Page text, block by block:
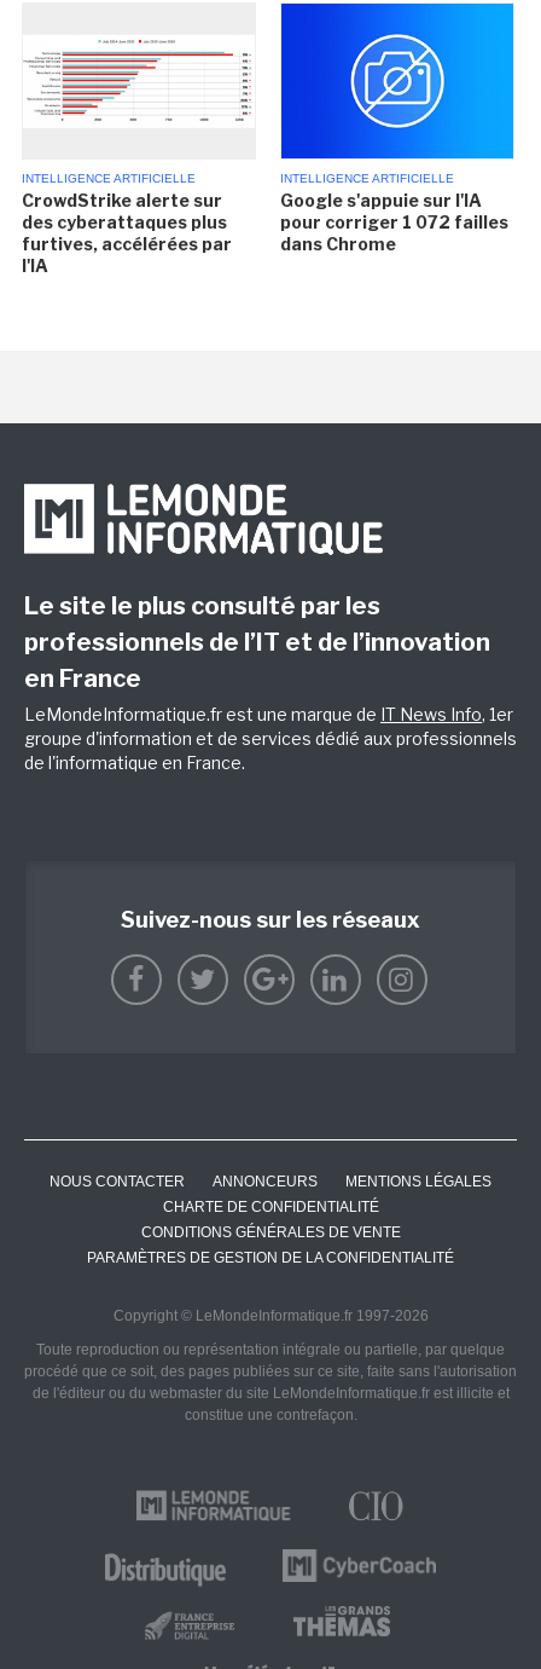
INTELLIGENCE ARTIFICIELLE
CrowdStrike alerte sur
des cyberattaques plus
furtives, accélérées par
l'IA
INTELLIGENCE ARTIFICIELLE
Google s'appuie sur l'IA
pour corriger 1 072 failles
dans Chrome
Le site le plus consulté par les
professionnels de l’IT et de l’innovation
en France
LeMondeInformatique.fr est une marque de IT News Info, 1er
groupe d'information et de services dédié aux professionnels
de l'informatique en France.
Suivez-nous sur les réseaux
NOUS CONTACTER ANNONCEURS
MENTIONS LÉGALES
CHARTE DE CONFIDENTIALITÉ
CONDITIONS GÉNÉRALES DE VENTE
PARAMÈTRES DE GESTION DE LA CONFIDENTIALITÉ
Copyright © LeMondeInformatique.fr 1997-2026
Toute reproduction ou représentation intégrale ou partielle, par quelque
procédé que ce soit, des pages publiées sur ce site, faite sans l'autorisation
de l'éditeur ou du webmaster du site LeMondeInformatique.fr est illicite et
constitue une contrefaçon.